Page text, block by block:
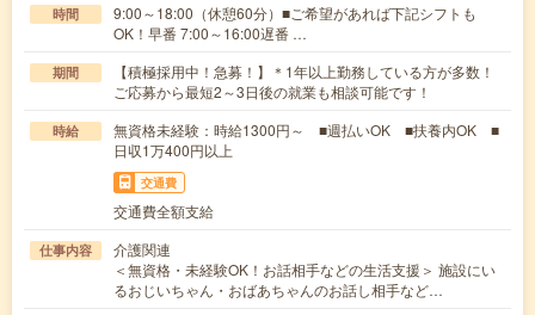
時間
9:00～18:00（休憩60分）■ご希望があれば下記シフトも
OK！早番 7:00～16:00遅番 …
期間
【積極採用中！急募！】＊1年以上勤務している方が多数！
ご応募から最短2～3日後の就業も相談可能です！
時給
無資格未経験：時給1300円～ ■週払いOK ■扶養内OK ■
日収1万400円以上
交通費
交通費全額支給
仕事内容
介護関連
＜無資格・未経験OK！お話相手などの生活支援＞ 施設にい
るおじいちゃん・おばあちゃんのお話し相手など…